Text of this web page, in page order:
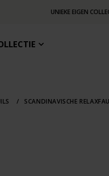
UNIEKE EIGEN
/ SCANDINAVISCHE